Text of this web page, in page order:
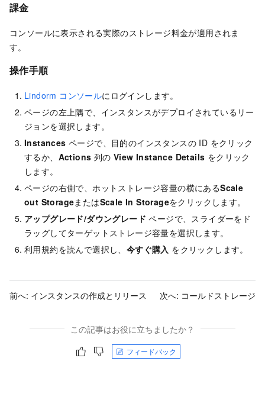
課金
コンソールに表示される実際のストレージ料金が適用されま
す。
操作手順
Lindorm コンソールにログインします。
ページの左上隅で、インスタンスがデプロイされているリー
ジョンを選択します。
Instances ページで、目的のインスタンスの ID をクリック
するか、 Actions 列のView Instance Details をクリック
します。
ページの右側で、ホットストレージ容量の横にあるScale
out StorageまたはScale In Storageをクリックします。
アップグレード/ダウングレード ページで、スライダーをド
ラッグしてターゲットストレージ容量を選択します。
利用規約を読んで選択し、 今すぐ購入 をクリックします。
前へ: インスタンスの作成とリリース 次へ: コールドストレージ
この記事はお役に立ちましたか？
フィードバック